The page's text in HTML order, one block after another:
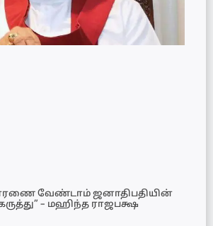
வேண்டாம் ஜனாதிபதியின்
– மஹிந்த ராஜபக்ஷ